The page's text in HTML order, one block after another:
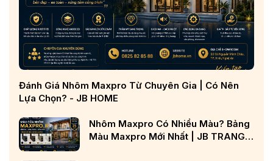
Đánh Giá Nhôm Maxpro Từ Chuyên Gia | Có Nên
Lựa Chọn? - JB HOME
Nhôm Maxpro Có Nhiều Màu? Bảng
Màu Maxpro Mới Nhất | JB TRANG